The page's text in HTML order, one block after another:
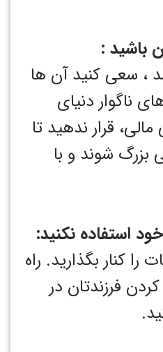
، سعی کنید آن ها
ناگوار دنیای
مالی، قرار ندهید تا
بزرگ شوند و با
کنار بگذارید. راه
فرزندتان در